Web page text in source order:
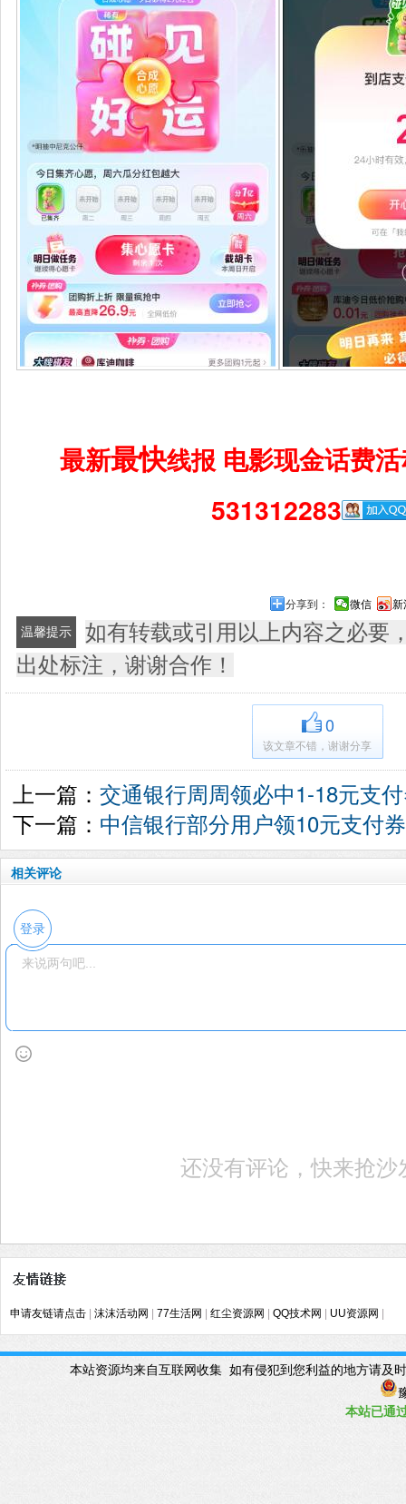
最新最快线报 电影现金话费
531312283
分享到： 微信 新
温馨提示
如有转载或引用以上内容之必要
出处标注，谢谢合作！
0
该文章不错，谢谢分享
上一篇： 交通银行周周领必中1-18元支
下一篇： 中信银行部分用户领10元支付
相关评论
登录
还没有评论，快来抢沙
申请友链请点击 沫沫活动网 77生活网 红尘资源网 QQ技术网 UU资源网
本站资源均来自互联网收集 如有侵犯到您利益的地方请
本站已通